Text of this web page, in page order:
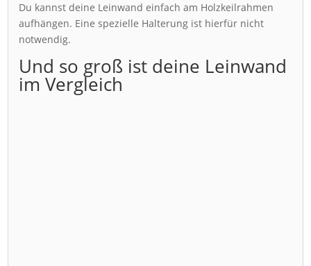
Du kannst deine Leinwand einfach am Holzkeilrahmen
aufhängen. Eine spezielle Halterung ist hierfür nicht
notwendig.
Und so groß ist deine Leinwand
im Vergleich